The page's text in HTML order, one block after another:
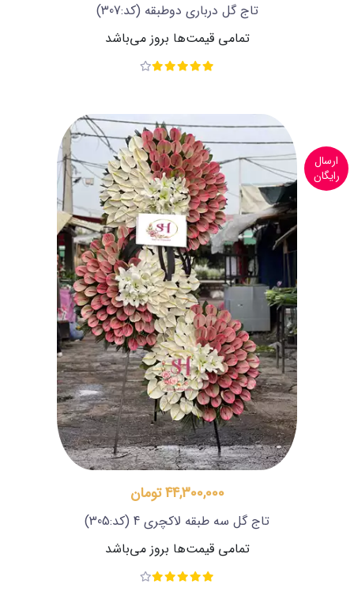
تاج گل درباری دوطبقه (کد:307)
تمامی قیمت‌ها بروز می‌باشد
ارسال
رایگان
44,300,000 تومان
تاج گل سه طبقه لاکچری 4
(کد:305)
تمامی قیمت‌ها بروز می‌باشد